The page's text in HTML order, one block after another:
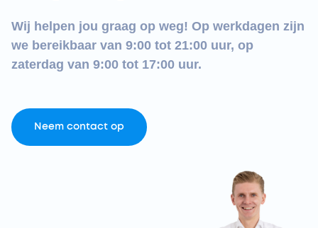
Wij helpen jou graag op weg! Op werkdagen zijn
we bereikbaar van 9:00 tot 21:00 uur, op
zaterdag van 9:00 tot 17:00 uur.
Neem contact op